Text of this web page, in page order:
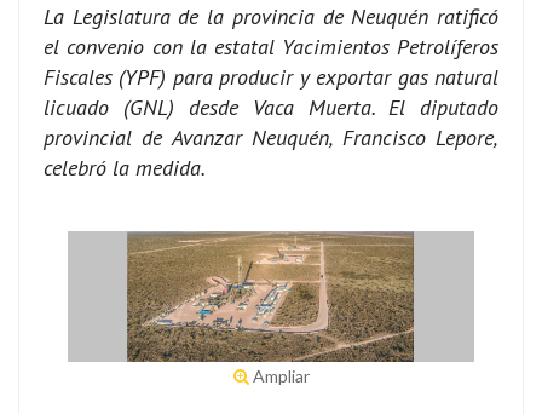
La Legislatura de la provincia de Neuquén ratificó
el convenio con la estatal Yacimientos Petrolíferos
Fiscales (YPF) para producir y exportar gas natural
licuado (GNL) desde Vaca Muerta. El diputado
provincial de Avanzar Neuquén, Francisco Lepore,
celebró la medida.
Ampliar